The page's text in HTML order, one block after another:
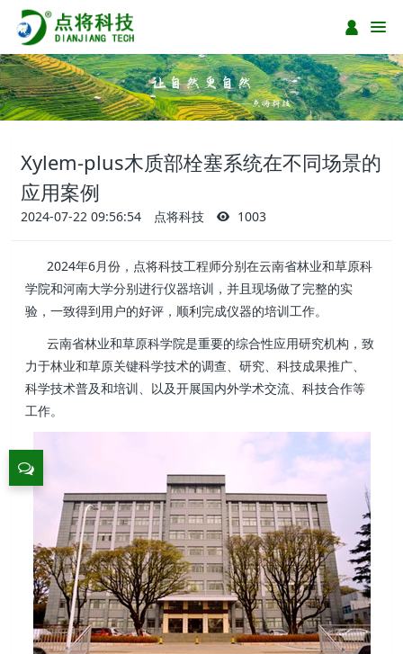
Xylem-plus木质部栓塞系统在不同场景的
应用案例
2024-07-22 09:56:54 点将科技 1003
2024年6月份，点将科技工程师分别在云南省林业和草原科
学院和河南大学分别进行仪器培训，并且现场做了完整的实
验，一致得到用户的好评，顺利完成仪器的培训工作。
云南省林业和草原科学院是重要的综合性应用研究机构，致
力于林业和草原关键科学技术的调查、研究、科技成果推广、
科学技术普及和培训、以及开展国内外学术交流、科技合作等
工作。